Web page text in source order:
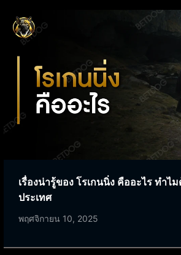
เรื่องน่ารู้ของ โรเกนนิ่ง คืออะไร ทำไ
ประเทศ
พฤศจิกายน 10, 2025